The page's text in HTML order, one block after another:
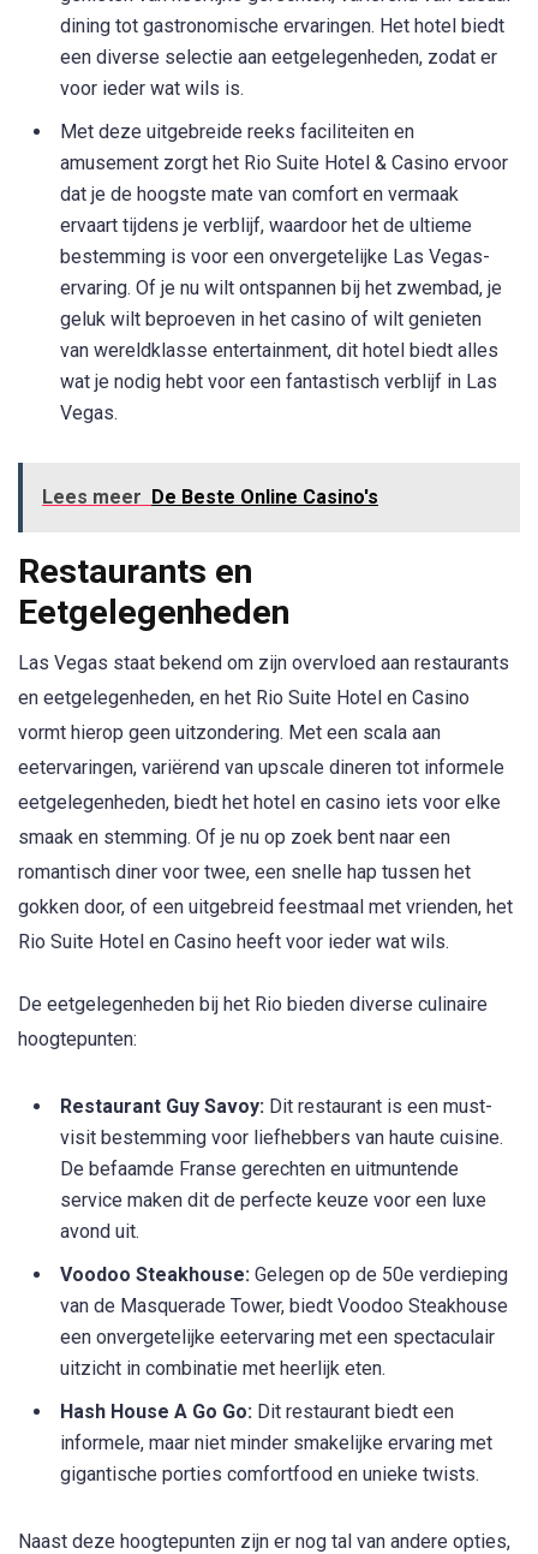
dining tot gastronomische ervaringen. Het hotel biedt
een diverse selectie aan eetgelegenheden, zodat er
voor ieder wat wils is.
Met deze uitgebreide reeks faciliteiten en
amusement zorgt het Rio Suite Hotel & Casino ervoor
dat je de hoogste mate van comfort en vermaak
ervaart tijdens je verblijf, waardoor het de ultieme
bestemming is voor een onvergetelijke Las Vegas-
ervaring. Of je nu wilt ontspannen bij het zwembad, je
geluk wilt beproeven in het casino of wilt genieten
van wereldklasse entertainment, dit hotel biedt alles
wat je nodig hebt voor een fantastisch verblijf in Las
Vegas.
Lees meer De Beste Online Casino's
Restaurants en
Eetgelegenheden
Las Vegas staat bekend om zijn overvloed aan restaurants
en eetgelegenheden, en het Rio Suite Hotel en Casino
vormt hierop geen uitzondering. Met een scala aan
eetervaringen, variërend van upscale dineren tot informele
eetgelegenheden, biedt het hotel en casino iets voor elke
smaak en stemming. Of je nu op zoek bent naar een
romantisch diner voor twee, een snelle hap tussen het
gokken door, of een uitgebreid feestmaal met vrienden, het
Rio Suite Hotel en Casino heeft voor ieder wat wils.
De eetgelegenheden bij het Rio bieden diverse culinaire
hoogtepunten:
Restaurant Guy Savoy: Dit restaurant is een must-
visit bestemming voor liefhebbers van haute cuisine.
De befaamde Franse gerechten en uitmuntende
service maken dit de perfecte keuze voor een luxe
avond uit.
Voodoo Steakhouse: Gelegen op de 50e verdieping
van de Masquerade Tower, biedt Voodoo Steakhouse
een onvergetelijke eetervaring met een spectaculair
uitzicht in combinatie met heerlijk eten.
Hash House A Go Go: Dit restaurant biedt een
informele, maar niet minder smakelijke ervaring met
gigantische porties comfortfood en unieke twists.
Naast deze hoogtepunten zijn er nog tal van andere opties,